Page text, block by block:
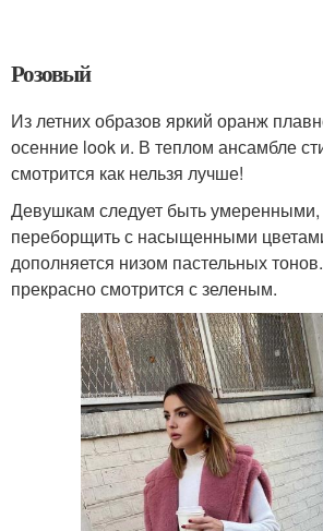
Розовый
Из летних образов яркий оранж
осенние look и. В теплом ансамбле
смотрится как нельзя лучше!
Девушкам следует быть
переборщить с насыщенными
дополняется низом пастельных
прекрасно смотрится с зеленым.